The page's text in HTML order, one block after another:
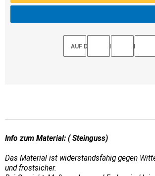
AUF DEN MERKZETTEL
Info zum Material: ( Steinguss)
Das Material ist widerstandsfähig gegen
und frostsicher.